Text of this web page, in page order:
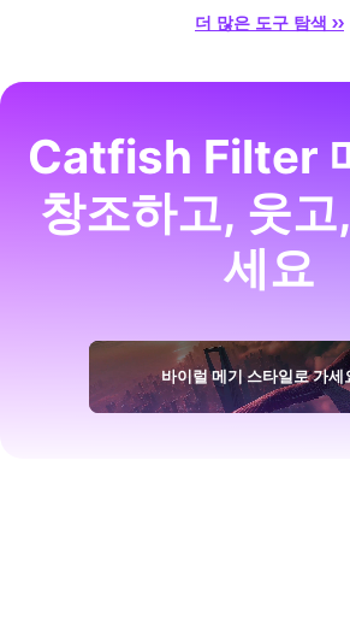
더 많은 도구 탐색 ››
Catfish Filter
창조하고, 웃
세요
바이럴 메기 스타일로 가세